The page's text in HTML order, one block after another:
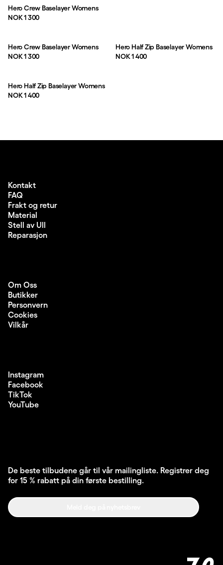
Hero Crew Baselayer Womens
Pris:
NOK 1 300
Hero Crew Baselayer Womens
Pris:
NOK 1 300
Hero Half Zip Baselayer Womens
Pris:
NOK 1 400
Hero Half Zip Baselayer Womens
Pris:
NOK 1 400
Kontakt
FAQ
Frakt og retur
Material
Stell av Ull
Reparasjon
Om Oss
Butikker
Personvern
Cookies
Vilkår
Instagram
Facebook
TikTok
YouTube
De beste tilbudene går til vår mailingliste. Registrer deg
for 15 % rabatt på din første bestilling.